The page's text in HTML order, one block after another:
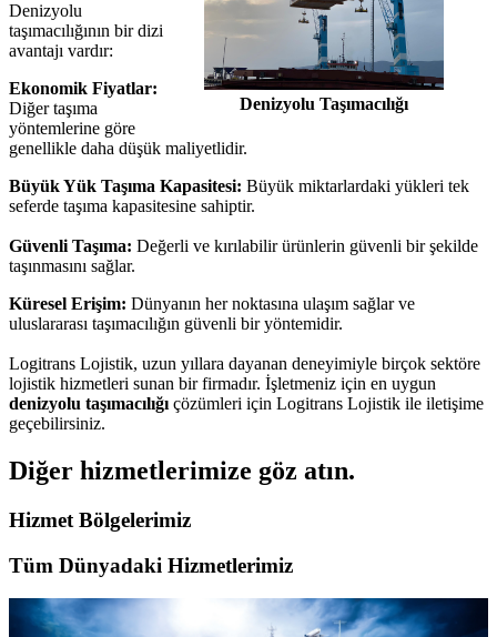
Denizyolu Taşımacılığı
Denizyolu
taşımacılığının bir dizi
avantajı vardır:
Ekonomik Fiyatlar:
Diğer taşıma
yöntemlerine göre
genellikle daha düşük maliyetlidir.
Büyük Yük Taşıma Kapasitesi: Büyük miktarlardaki yükleri tek
seferde taşıma kapasitesine sahiptir.
Güvenli Taşıma: Değerli ve kırılabilir ürünlerin güvenli bir şekilde
taşınmasını sağlar.
Küresel Erişim: Dünyanın her noktasına ulaşım sağlar ve
uluslararası taşımacılığın güvenli bir yöntemidir.
Logitrans Lojistik, uzun yıllara dayanan deneyimiyle birçok sektöre
lojistik hizmetleri sunan bir firmadır. İşletmeniz için en uygun
denizyolu taşımacılığı çözümleri için Logitrans Lojistik ile iletişime
geçebilirsiniz.
Diğer hizmetlerimize göz atın.
Hizmet Bölgelerimiz
Tüm Dünyadaki Hizmetlerimiz